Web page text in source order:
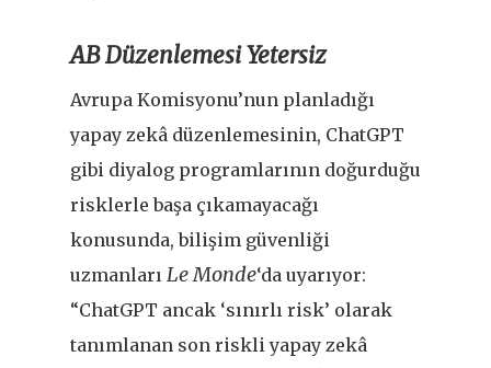
AB Düzenlemesi Yetersiz
Avrupa Komisyonu’nun planladığı
yapay zekâ düzenlemesinin, ChatGPT
gibi diyalog programlarının doğurduğu
risklerle başa çıkamayacağı
konusunda, bilişim güvenliği
uzmanları Le Monde‘da uyarıyor:
“ChatGPT ancak ‘sınırlı risk’ olarak
tanımlanan son riskli yapay zekâ